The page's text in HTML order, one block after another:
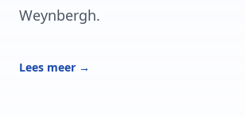
Weynbergh.
Lees meer →